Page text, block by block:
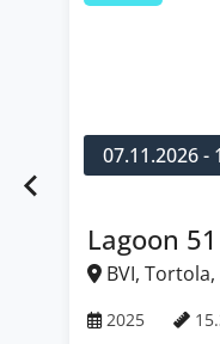
07.11.2026 -
Lagoon 51
BVI,
2025